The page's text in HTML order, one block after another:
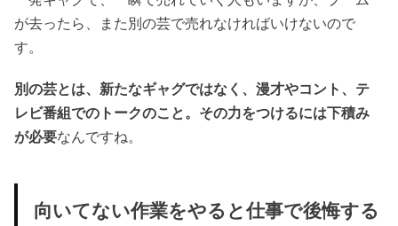
が去ったら、また別の芸で売れなければいけないので
す。
別の芸とは、新たなギャグではなく、漫才やコント、テ
レビ番組でのトークのこと。その力をつけるには下積み
が必要なんですね。
向いてない作業をやると仕事で後悔する